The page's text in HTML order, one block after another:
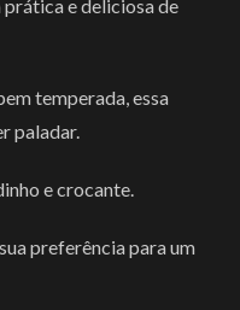
e deliciosa de
temperada, essa
paladar.
e crocante.
preferência para um